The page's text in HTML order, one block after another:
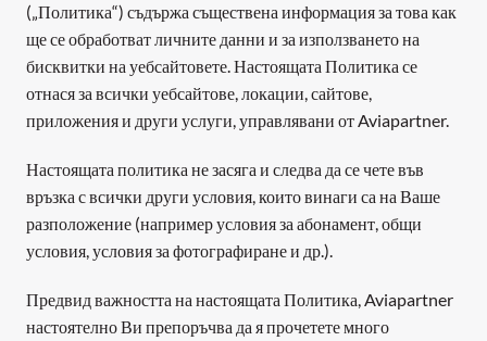
(„Политика“) съдържа съществена информация за това как
ще се обработват личните данни и за използването на
бисквитки на уебсайтовете. Настоящата Политика се
отнася за всички уебсайтове, локации, сайтове,
приложения и други услуги, управлявани от Aviapartner.
Настоящата политика не засяга и следва да се чете във
връзка с всички други условия, които винаги са на Ваше
разположение (например условия за абонамент, общи
условия, условия за фотографиране и др.).
Предвид важността на настоящата Политика, Aviapartner
настоятелно Ви препоръчва да я прочетете много